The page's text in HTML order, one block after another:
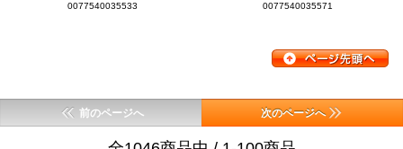
0077540035533 0077540035571
前のページへ 次のページへ